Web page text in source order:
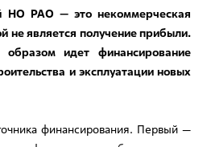
НО РАО — это некоммерческая
не является получение прибыли.
идет финансирование
и эксплуатации новых
финансирования. Первый —